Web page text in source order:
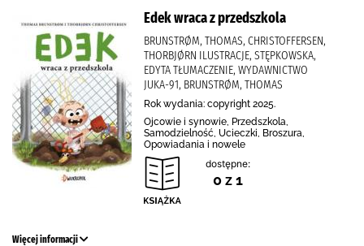
Edek wraca z przedszkola
BRUNSTRØM, THOMAS, CHRISTOFFERSEN,
THORBJØRN ILUSTRACJE, STĘPKOWSKA,
EDYTA TŁUMACZENIE, WYDAWNICTWO
JUKA-91, BRUNSTRØM, THOMAS
Rok wydania: copyright 2025.
Ojcowie i synowie, Przedszkola,
Samodzielność, Ucieczki, Broszura,
Opowiadania i nowele
dostępne:
0 z 1
Więcej informacji